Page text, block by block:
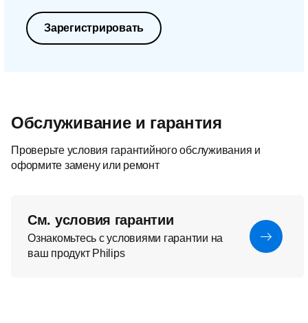
Зарегистрировать
Обслуживание и гарантия
Проверьте условия гарантийного обслуживания и
оформите замену или ремонт
См. условия гарантии
Ознакомьтесь с условиями гарантии на
ваш продукт Philips